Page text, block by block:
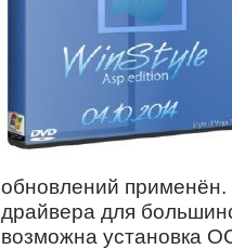
обновлений
драйвера для
возможна установка